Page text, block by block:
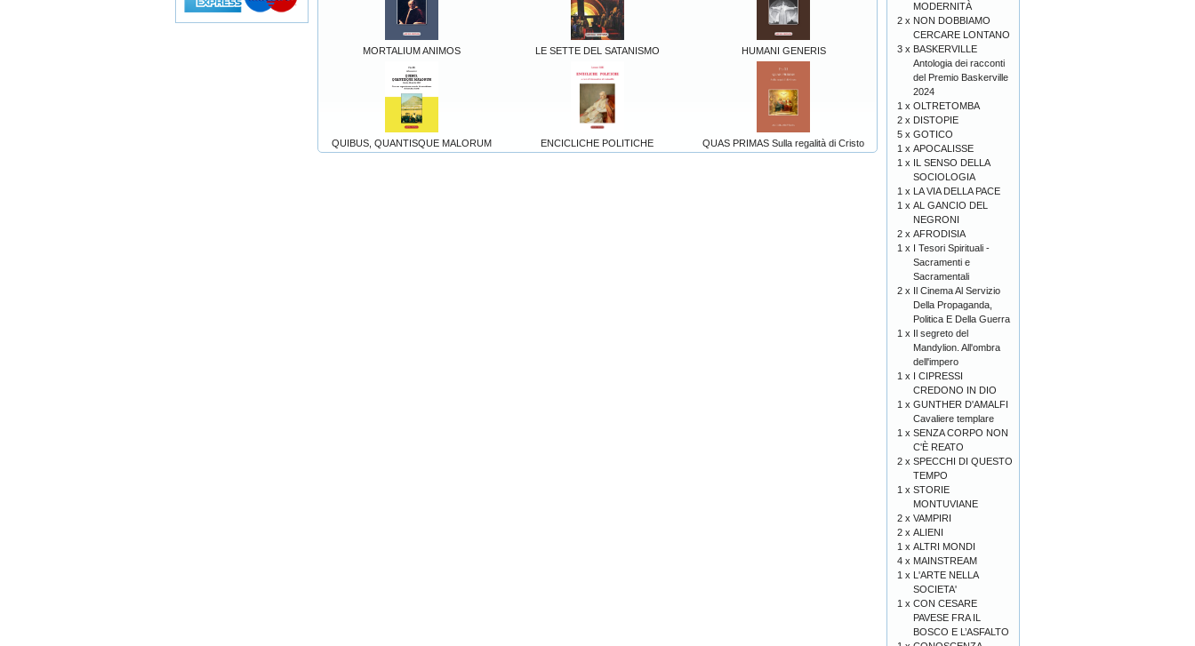
MORTALIUM ANIMOS LE SETTE DEL SATANISMO HUMANI GENERIS
QUIBUS, QUANTISQUE MALORUM ENCICLICHE POLITICHE QUAS PRIMAS Sulla regalità di Cristo
MODERNITÀ
2 x NON DOBBIAMO
CERCARE LONTANO
3 x BASKERVILLE
Antologia dei racconti
del Premio Baskerville
2024
1 x OLTRETOMBA
2 x DISTOPIE
5 x GOTICO
1 x APOCALISSE
1 x IL SENSO DELLA
SOCIOLOGIA
1 x LA VIA DELLA PACE
1 x AL GANCIO DEL
NEGRONI
2 x AFRODISIA
1 x I Tesori Spirituali -
Sacramenti e
Sacramentali
2 x Il Cinema Al Servizio
Della Propaganda,
Politica E Della Guerra
1 x Il segreto del
Mandylion. All'ombra
dell'impero
1 x I CIPRESSI
CREDONO IN DIO
1 x GUNTHER D'AMALFI
Cavaliere templare
1 x SENZA CORPO NON
C'È REATO
2 x SPECCHI DI QUESTO
TEMPO
1 x STORIE
MONTUVIANE
2 x VAMPIRI
2 x ALIENI
1 x ALTRI MONDI
4 x MAINSTREAM
1 x L'ARTE NELLA
SOCIETA'
1 x CON CESARE
PAVESE FRA IL
BOSCO E L’ASFALTO